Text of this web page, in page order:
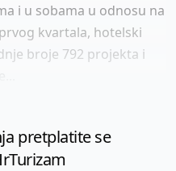
i u sobama u odnosu na
kvartala, hotelski
broje 792 projekta i
pretplatite se